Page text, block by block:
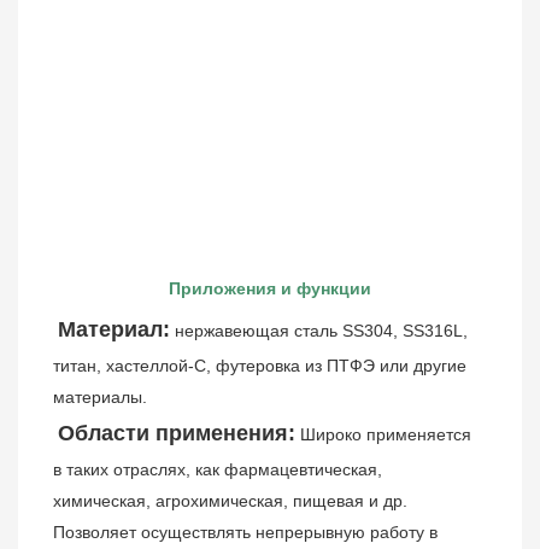
Приложения и функции
Материал: нержавеющая сталь SS304, SS316L,
титан, хастеллой-С, футеровка из ПТФЭ или другие
материалы.
Области применения: Широко применяется
в таких отраслях, как фармацевтическая,
химическая, агрохимическая, пищевая и др.
Позволяет осуществлять непрерывную работу в